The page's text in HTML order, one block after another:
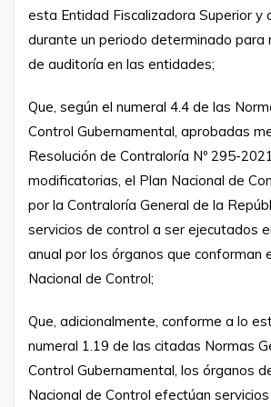
esta Entidad Fiscalizadora Superior y
durante un periodo determinado para
de auditoría en las entidades;
Que, según el numeral 4.4 de las
Control Gubernamental, aprobadas
Resolución de Contraloría Nº 295-
modificatorias, el Plan Nacional de
por la Contraloría General de la
servicios de control a ser ejecutados
anual por los órganos que conforman
Nacional de Control;
Que, adicionalmente, conforme a lo
numeral 1.19 de las citadas Normas
Control Gubernamental, los órganos
Nacional de Control efectúan